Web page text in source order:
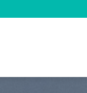
to